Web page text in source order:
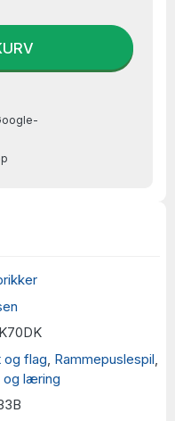
og flag Rammepuslespil
og læring